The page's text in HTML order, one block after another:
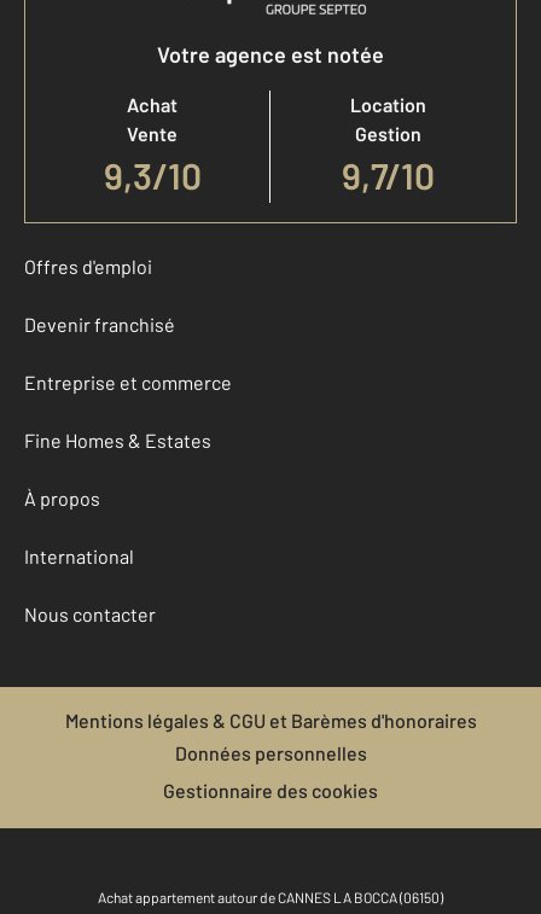
Votre agence est notée
Achat
Vente
9,3/10
Location
Gestion
9,7/10
Offres d'emploi
Devenir franchisé
Entreprise et commerce
Fine Homes & Estates
À propos
International
Nous contacter
Mentions légales & CGU et Barèmes d'honoraires
Données personnelles
Gestionnaire des cookies
Achat appartement autour de CANNES LA BOCCA (06150)